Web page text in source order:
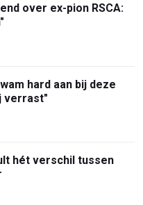
over ex-pion RSCA:
hard aan bij deze
verrast"
hét verschil tussen